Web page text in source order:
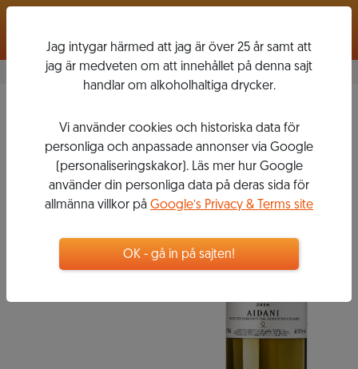
2016
ESTATE
ARGYROS
kr
Flaska, 750 ml
Jag intygar härmed att jag är över 25 år samt att
jag är medveten om att innehållet på denna sajt
handlar om alkoholhaltiga drycker.
Vi använder cookies och historiska data för
personliga och anpassade annonser via Google
(personaliseringskakor). Läs mer hur Google
använder din personliga data på deras sida för
allmänna villkor på Google’s Privacy & Terms site
OK - gå in på sajten!